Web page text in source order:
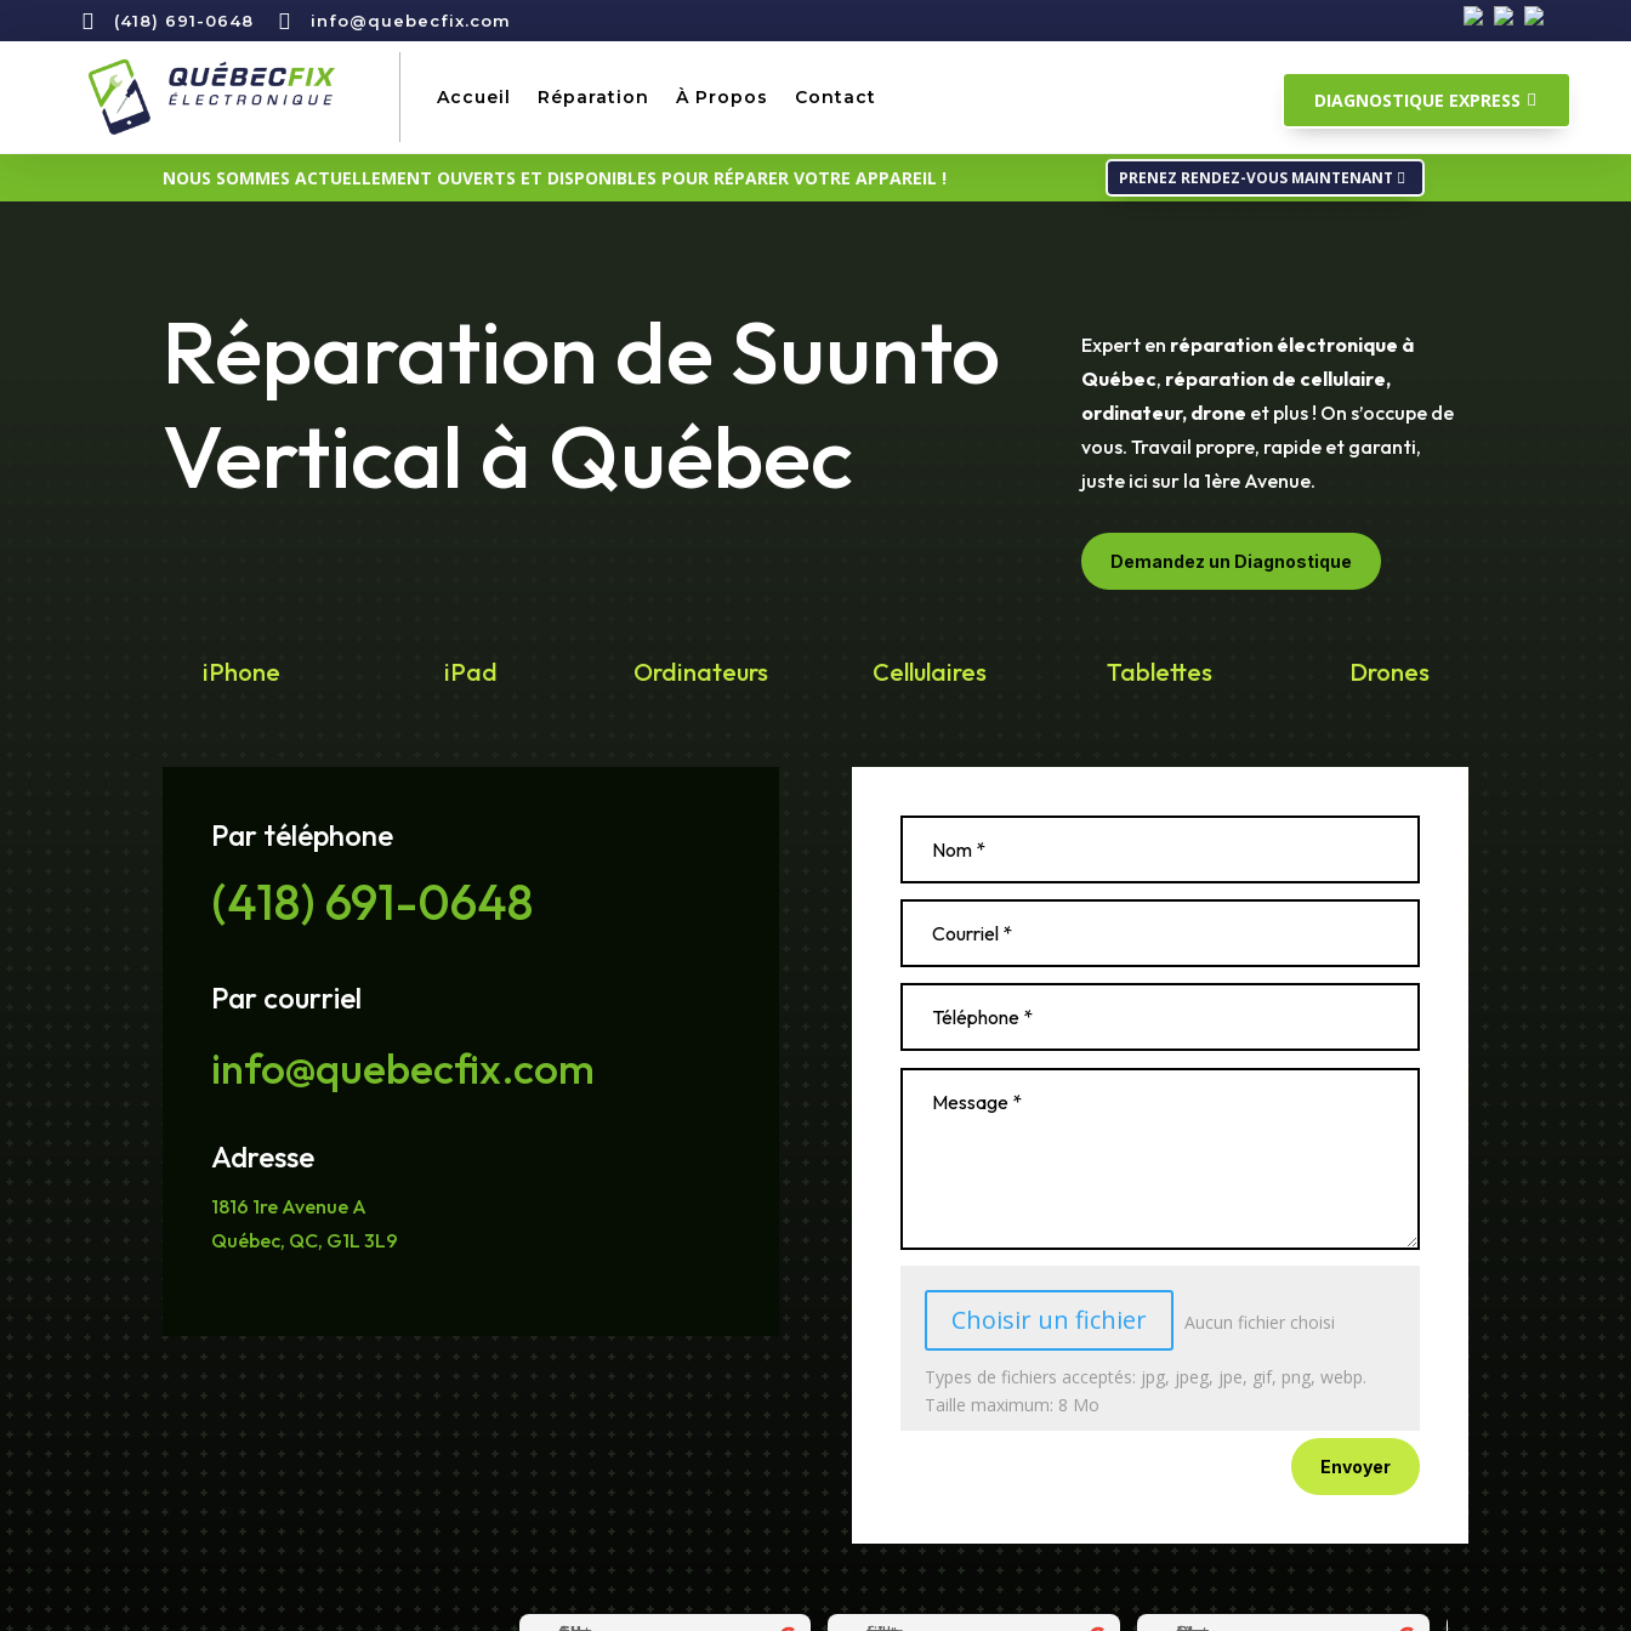
 (418) 691-0648  info@quebecfix.com
Accueil Réparation À Propos Contact DIAGNOSTIQUE EXPRESS
NOUS SOMMES ACTUELLEMENT OUVERTS ET DISPONIBLES POUR RÉPARER VOTRE APPAREIL ! PRENEZ RENDEZ-VOUS MAINTENANT
Réparation de Suunto
Vertical à Québec
Expert en réparation électronique à
Québec, réparation de cellulaire,
ordinateur, drone et plus ! On s’occupe de
vous. Travail propre, rapide et garanti,
juste ici sur la 1ère Avenue.
Demandez un Diagnostique
iPhone iPad Ordinateurs Cellulaires Tablettes Drones
Par téléphone
(418) 691-0648
Par courriel
info@quebecfix.com
Adresse
1816 1re Avenue A
Québec, QC, G1L 3L9
Choisir un fichier Aucun fichier choisi
Types de fichiers acceptés: jpg, jpeg, jpe, gif, png, webp.
Taille maximum: 8 Mo
Envoyer